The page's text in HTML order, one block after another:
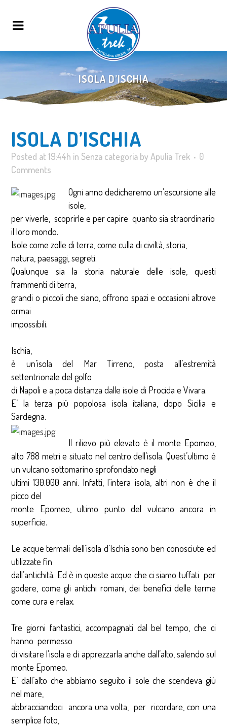
ISOLA D’ISCHIA
ISOLA D’ISCHIA
Posted at 19:44h in Senza categoria byApulia Trek
0
Comments
Ogni anno dedicheremo un’escursione alle
isole,
per viverle, scoprirle e per capire quanto sia straordinario
il loro mondo.
Isole come zolle di terra, come culla di civiltà, storia,
natura, paesaggi, segreti.
Qualunque sia la storia naturale delle isole, questi
frammenti di terra,
grandi o piccoli che siano, offrono spazi e occasioni altrove
ormai
impossibili.
Ischia,
è un’isola del Mar Tirreno, posta all’estremità
settentrionale del golfo
di Napoli e a poca distanza dalle isole di Procida e Vivara.
E’ la terza più popolosa isola italiana, dopo Sicilia e
Sardegna.
Il rilievo più elevato è il monte Epomeo,
alto 788 metri e situato nel centro dell’isola. Quest’ultimo è
un vulcano sottomarino sprofondato negli
ultimi 130.000 anni. Infatti, l’intera isola, altri non è che il
picco del
monte Epomeo, ultimo punto del vulcano ancora in
superficie.
Le acque termali dell’isola d’Ischia sono ben conosciute ed
utilizzate fin
dall’antichità. Ed è in queste acque che ci siamo tuffati per
godere, come gli antichi romani, dei benefici delle terme
come cura e relax.
Tre giorni fantastici, accompagnati dal bel tempo, che ci
hanno permesso
di visitare l’isola e di apprezzarla anche dall’alto, salendo sul
monte Epomeo.
E’ dall’alto che abbiamo seguito il sole che scendeva giù
nel mare,
abbracciandoci ancora una volta, per ricordare, con una
semplice foto,